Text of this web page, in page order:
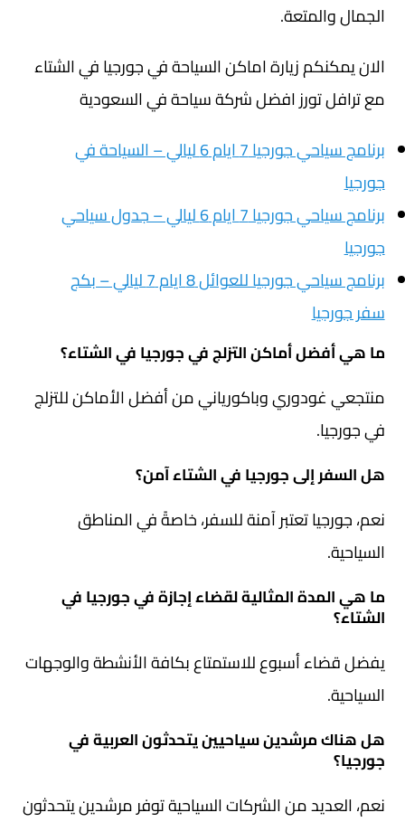
الجمال والمتعة.
الان يمكنكم زيارة اماكن السياحة في جورجيا في الشتاء
مع ترافل تورز افضل شركة سياحة في السعودية
برنامج سياحي جورجيا 7 ايام 6 ليالي – السياحة في
جورجيا
برنامج سياحي جورجيا 7 ايام 6 ليالي – جدول سياحي
جورجيا
برنامج سياحي جورجيا للعوائل 8 ايام 7 ليالي – بكج
سفر جورجيا
ما هي أفضل أماكن التزلج في جورجيا في الشتاء؟
منتجعي غودوري وباكورياني من أفضل الأماكن للتزلج
في جورجيا.
هل السفر إلى جورجيا في الشتاء آمن؟
نعم، جورجيا تعتبر آمنة للسفر، خاصةً في المناطق
السياحية.
ما هي المدة المثالية لقضاء إجازة في جورجيا في
الشتاء؟
يفضل قضاء أسبوع للاستمتاع بكافة الأنشطة والوجهات
السياحية.
هل هناك مرشدين سياحيين يتحدثون العربية في
جورجيا؟
نعم، العديد من الشركات السياحية توفر مرشدين يتحدثون